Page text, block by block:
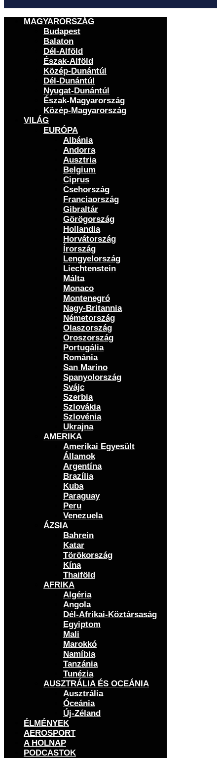
MAGYARORSZÁG
Budapest
Balaton
Dél-Alföld
Észak-Alföld
Közép-Dunántúl
Dél-Dunántúl
Nyugat-Dunántúl
Észak-Magyarország
Közép-Magyarország
VILÁG
EURÓPA
Albánia
Andorra
Ausztria
Belgium
Ciprus
Csehország
Franciaország
Gibraltár
Görögország
Hollandia
Horvátország
Írország
Lengyelország
Liechtenstein
Málta
Monaco
Montenegró
Nagy-Britannia
Németország
Olaszország
Oroszország
Portugália
Románia
San Marino
Spanyolország
Svájc
Szerbia
Szlovákia
Szlovénia
Ukrajna
AMERIKA
Amerikai Egyesült
Államok
Argentína
Brazília
Kuba
Paraguay
Peru
Venezuela
ÁZSIA
Bahrein
Katar
Törökország
Kína
Thaiföld
AFRIKA
Algéria
Angola
Dél-Afrikai-Köztársaság
Egyiptom
Mali
Marokkó
Namíbia
Tanzánia
Tunézia
AUSZTRÁLIA ÉS OCEÁNIA
Ausztrália
Óceánia
Új-Zéland
ÉLMÉNYEK
AEROSPORT
A HOLNAP
PODCASTOK